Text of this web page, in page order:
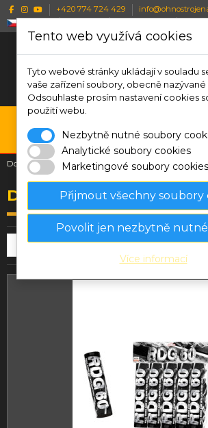
+420 774 724 429
Menu Vyhledávání Přihlásit
Domů Dýmovnice
Dýmovnice
Filtrovat
Tento web využívá cookies
Tyto webové stránky ukládají v souladu
vaše zařízení soubory, obecně nazývané
Odsouhlaste prosím nastavení cookies
použití webu.
Nezbytně nutné soubory
Analytické soubory cookies
Marketingové soubory cookies
Přijmout všechny soubory
Povolit jen nezbytně nutné
Více informací